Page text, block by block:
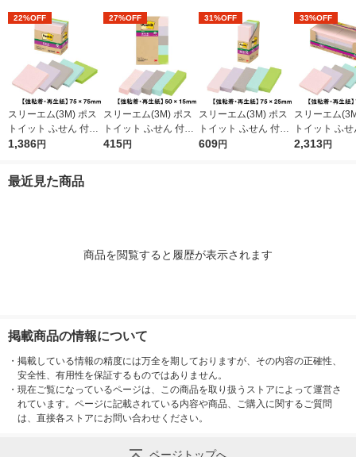
22%OFF
スリーエム(3M) ポス
トイット ふせん 付箋
強粘着・再生紙 ノー
冊入） 654-5SSAP2
1,386円
27%OFF
スリーエム(3M) ポス
トイット ふせん 付箋
強粘着・再生紙 見出
415円
31%OFF
スリーエム(3M) ポス
トイット ふせん 付箋
強粘着・再生紙 75m
609円
33%OFF
スリーエム
トイット ふ
強粘着・再生
2,313円
最近見た商品
商品を閲覧すると履歴が表示されます
掲載商品の情報について
・ 掲載している情報の精度には万全を期しておりますが、その内容の正確性、
安全性、有用性を保証するものではありません。
・ 現在ご覧になっているページは、この商品を取り扱うストアによって運営さ
れています。ページに記載されている内容や商品、ご購入に関するご質問
は、直接各ストアにお問い合わせください。